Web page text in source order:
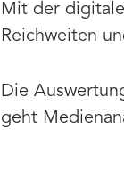
Mit der
Reichweiten
Die
geht